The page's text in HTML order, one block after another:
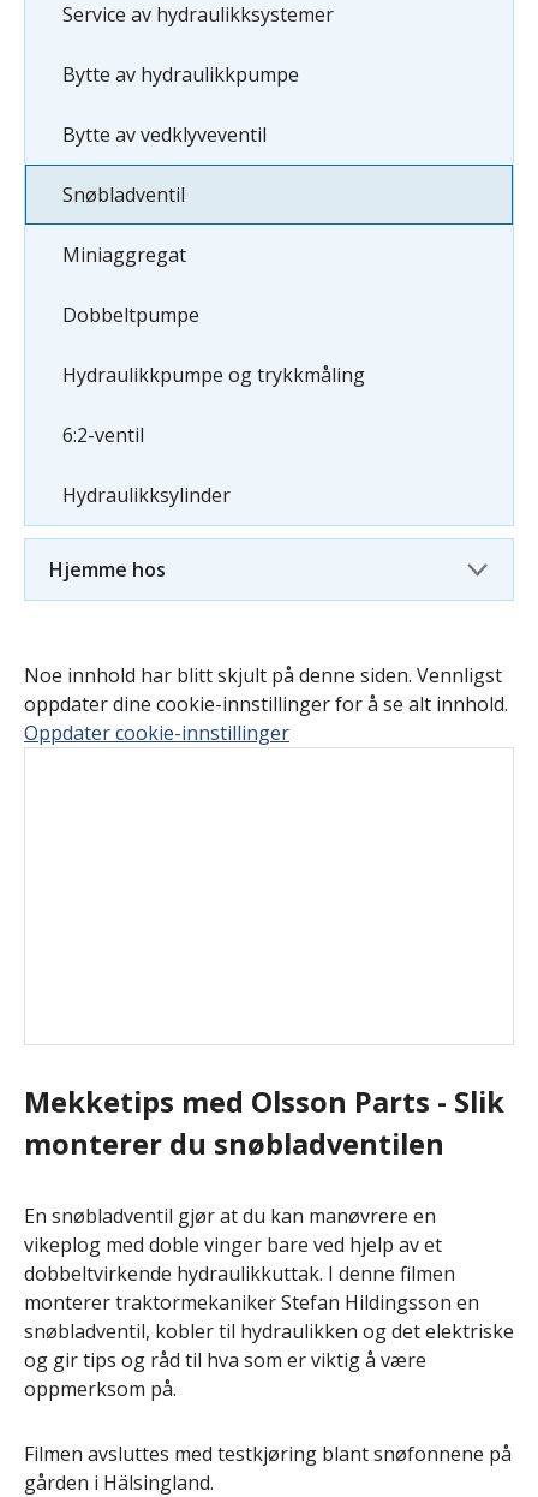
Service av hydraulikksystemer
Bytte av hydraulikkpumpe
Bytte av vedklyveventil
Snøbladventil
Miniaggregat
Dobbeltpumpe
Hydraulikkpumpe og trykkmåling
6:2-ventil
Hydraulikksylinder
Hjemme hos
Noe innhold har blitt skjult på denne siden. Vennligst
oppdater dine cookie-innstillinger for å se alt innhold.
Oppdater cookie-innstillinger
Mekketips med Olsson Parts - Slik
monterer du snøbladventilen
En snøbladventil gjør at du kan manøvrere en
vikeplog med doble vinger bare ved hjelp av et
dobbeltvirkende hydraulikkuttak. I denne filmen
monterer traktormekaniker Stefan Hildingsson en
snøbladventil, kobler til hydraulikken og det elektriske
og gir tips og råd til hva som er viktig å være
oppmerksom på.
Filmen avsluttes med testkjøring blant snøfonnene på
gården i Hälsingland.